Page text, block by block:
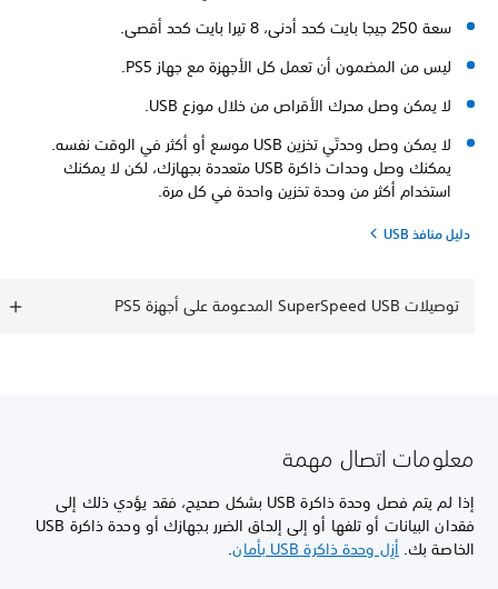
سعة 250 جيجا بايت كحد أدنى، 8 تيرا بايت كحد أقصى.
ليس من المضمون أن تعمل كل الأجهزة مع جهاز PS5.
لا يمكن وصل محرك الأقراص من خلال موزع USB.
لا يمكن وصل وحدتَي تخزين USB موسع أو أكثر في الوقت نفسه.
يمكنك وصل وحدات ذاكرة USB متعددة بجهازك، لكن لا يمكنك
استخدام أكثر من وحدة تخزين واحدة في كل مرة.
دليل منافذ USB
توصيلات SuperSpeed USB المدعومة على أجهزة PS5
معلومات اتصال مهمة
إذا لم يتم فصل وحدة ذاكرة USB بشكل صحيح، فقد يؤدي ذلك إلى
فقدان البيانات أو تلفها أو إلى إلحاق الضرر بجهازك أو وحدة ذاكرة USB
الخاصة بك.أزِل وحدة ذاكرة USB بأمان .